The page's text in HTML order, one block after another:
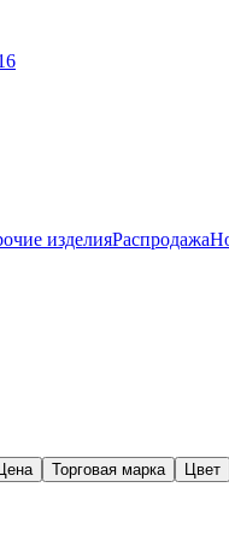
изделияPаспродажа
Цена Торговая марка
Цвет